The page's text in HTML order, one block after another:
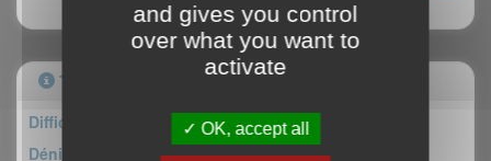
Topo
Difficulté : II/4
Dénivelé : 110m
and gives you control
over what you want to
activate
OK, accept all